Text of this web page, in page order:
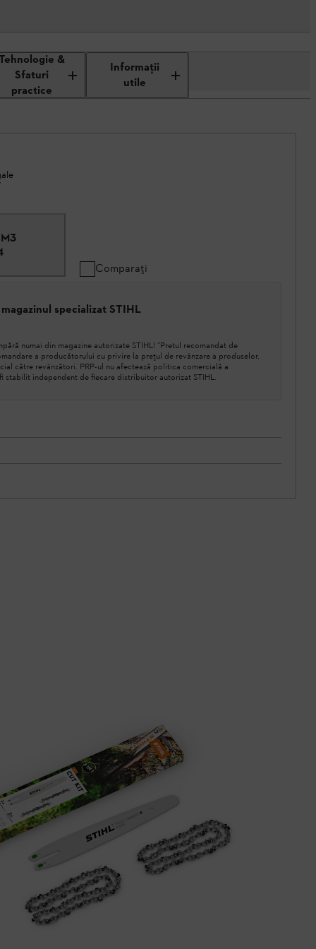
&
Sfaturi
practice
Informaţii
utile
Comparați
specializat STIHL
numai din magazine autorizate STIHL! ”Pretul recomandat de
a producătorului cu privire la prețul de revânzare a produselor,
către revânzători. PRP-ul nu afectează politica comercială a
independent de fiecare distribuitor autorizat STIHL.